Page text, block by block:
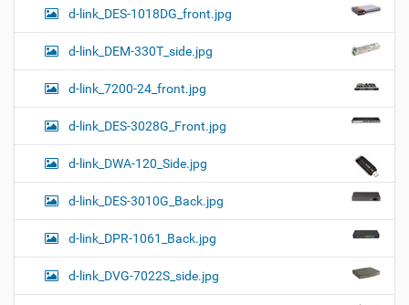
d-link_DES-1018DG_front.jpg
d-link_DEM-330T_side.jpg
d-link_7200-24_front.jpg
d-link_DES-3028G_Front.jpg
d-link_DWA-120_Side.jpg
d-link_DES-3010G_Back.jpg
d-link_DPR-1061_Back.jpg
d-link_DVG-7022S_side.jpg